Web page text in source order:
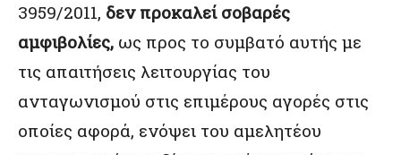
3959/2011, δεν προκαλεί σοβαρές
αμφιβολίες, ως προς το συμβατό αυτής με
τις απαιτήσεις λειτουργίας του
ανταγωνισμού στις επιμέρους αγορές στις
οποίες αφορά, ενόψει του αμελητέου